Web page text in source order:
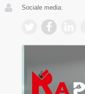
Sociale media: